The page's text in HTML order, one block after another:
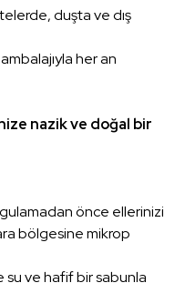
duşta ve dış
her an
nazik ve doğal bir
önce ellerinizi
bölgesine mikrop
su ve hafif bir sabunla